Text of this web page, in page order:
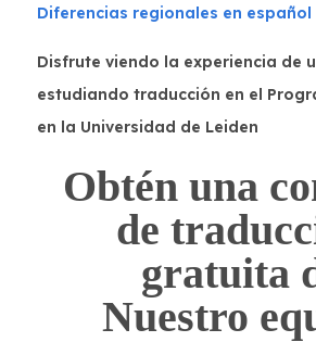
Diferencias regionales en español
Disfrute viendo la experiencia de
estudiando traducción en el
en la Universidad de Leiden
Obtén una
de
gratuita
Nuestro